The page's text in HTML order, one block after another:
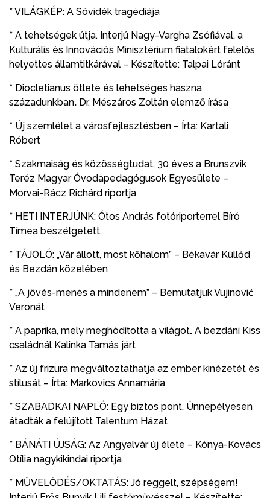
* VILÁGKÉP: A Sóvidék tragédiája
* A tehetségek útja. Interjú Nagy-Vargha Zsófiával, a
Kulturális és Innovációs Minisztérium fiatalokért felelős
helyettes államtitkárával – Készítette: Talpai Lóránt
* Diocletianus ötlete és lehetséges haszna
századunkban. Dr. Mészáros Zoltán elemző írása
* Új szemlélet a városfejlesztésben – Írta: Kartali
Róbert
* Szakmaiság és közösségtudat. 30 éves a Brunszvik
Teréz Magyar Óvodapedagógusok Egyesülete –
Morvai-Rácz Richárd riportja
* HETI INTERJÚNK: Ótos András fotóriporterrel Bíró
Tímea beszélgetett.
* TÁJOLÓ: „Vár állott, most kőhalom” – Békavár Küllőd
és Bezdán közelében
* „A jövés-menés a mindenem” – Bemutatjuk Vujinović
Veronát
* A paprika, mely meghódította a világot. A bezdáni Kiss
családnál Kalinka Tamás járt
* Az új frizura megváltoztathatja az ember kinézetét és
stílusát – Írta: Markovics Annamária
* SZABADKAI NAPLÓ: Egy biztos pont. Ünnepélyesen
átadták a felújított Talentum Házat
* BÁNÁTI ÚJSÁG: Az Angyalvár új élete – Kónya-Kovács
Otília nagykikindai riportja
* MŰVELŐDÉS/OKTATÁS: Jó reggelt, szépségem!